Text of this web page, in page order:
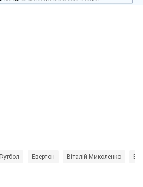
Евертон Віталій Миколенко